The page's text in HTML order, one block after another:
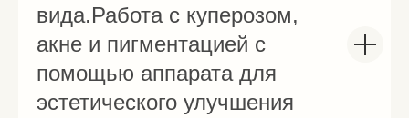
вида.Работа с куперозом,
акне и пигментацией с
помощью аппарата для
эстетического улучшения